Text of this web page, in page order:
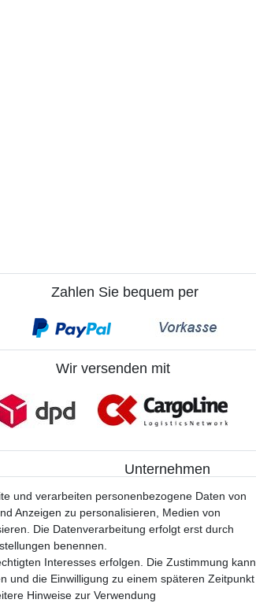
Zahlen Sie bequem per
Wir versenden mit
Unternehmen
> Kontakt
> Datenschutzerklärung
> AGB
und verarbeiten personenbezogene Daten von
Anzeigen zu personalisieren, Medien von
Die Datenverarbeitung erfolgt erst durch
benennen.
Interesses erfolgen. Die Zustimmung kann
und die Einwilligung zu einem späteren Zeitpunkt
Hinweise zur Verwendung